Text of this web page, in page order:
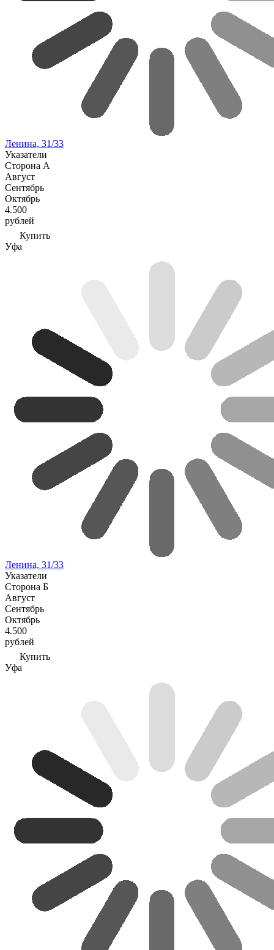
Ленина, 31/33
Указатели
Сторона А
Август
Сентябрь
Октябрь
4.500
рублей
Купить
Уфа
Ленина, 31/33
Указатели
Сторона Б
Август
Сентябрь
Октябрь
4.500
рублей
Купить
Уфа